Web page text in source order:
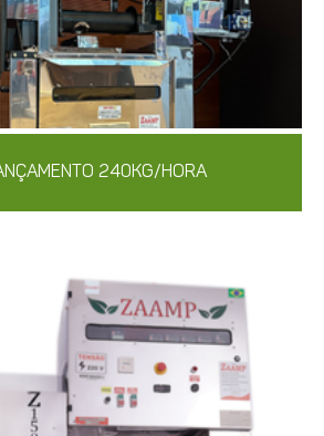
240KG/HORA